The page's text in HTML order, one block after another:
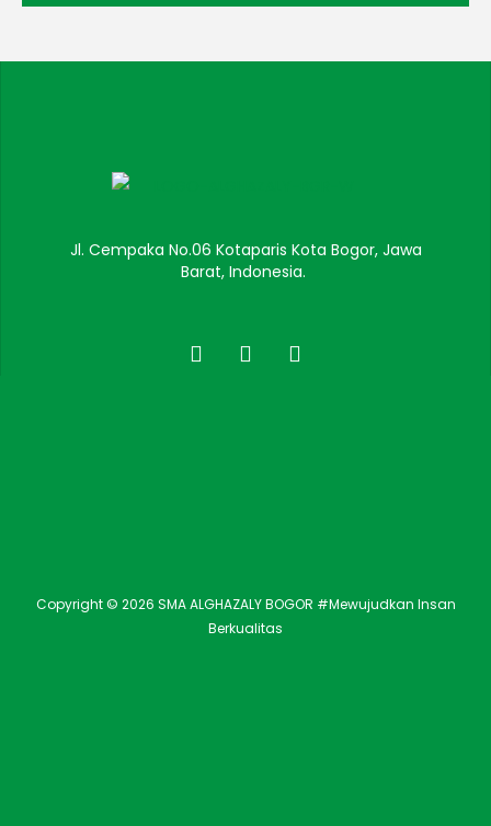
Jl. Cempaka No.06 Kotaparis Kota Bogor, Jawa
Barat, Indonesia.
Copyright © 2026 SMA ALGHAZALY BOGOR #Mewujudkan Insan
Berkualitas